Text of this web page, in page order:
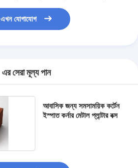
এখন যোগাযোগ
এর সেরা মূল্য পান
আবাসিক জন্য সমসাময়িক কর্টেন
ইস্পাত কর্নার মেটাল প্লান্টার বক্স